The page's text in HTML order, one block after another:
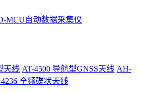
MCU自动数据采集仪
天线 AT-4500 导航型GNSS天线 AH-
全频碟状天线